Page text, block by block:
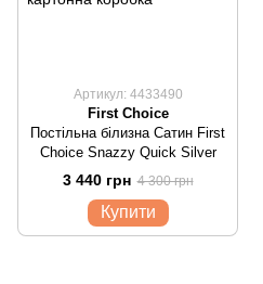
Артикул: 4433490
First Choice
Постільна білизна Сатин First
Choice Snazzy Quick Silver
3 440 грн 4 300 грн
Купити